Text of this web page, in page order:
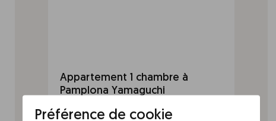
Appartement 1 chambre à
Pamplona Yamaguchi
Max. 4 personnes
1 salle de bain
Préférence de cookie